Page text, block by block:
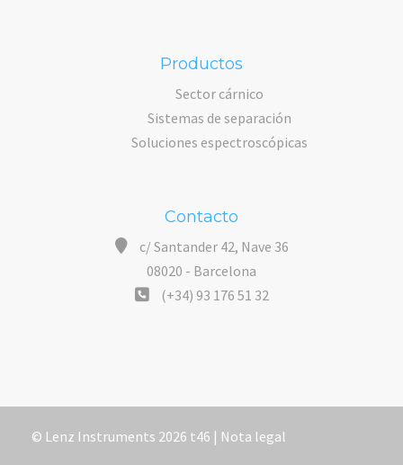
Productos
Sector cárnico
Sistemas de separación
Soluciones espectroscópicas
Contacto
c/ Santander 42, Nave 36
08020 - Barcelona
(+34) 93 176 51 32
© Lenz Instruments 2026 t46 | Nota legal